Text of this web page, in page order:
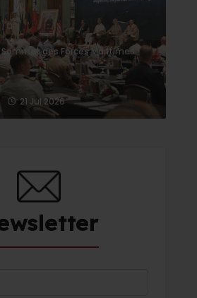
des Forces Maritimes
21 Jul 2026